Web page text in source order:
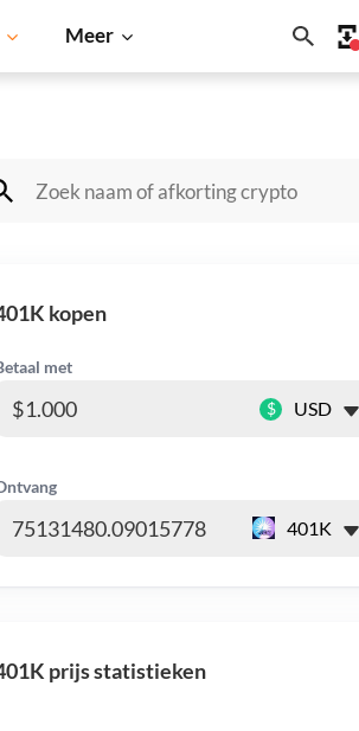
Meer
Solana BNB
kopen
met
$
prijs statistieken